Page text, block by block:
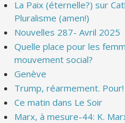
La Paix (éternelle?) sur
Pluralisme (amen!)
Nouvelles 287- Avril 2025
Quelle place pour les
mouvement social?
Genève
Trump, réarmement. Pour!
Ce matin dans Le Soir
Marx, à mesure-44: K.